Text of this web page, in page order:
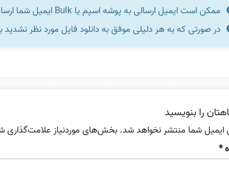
ممکن است ایمیل ارسالی به پوشه اسپم یا Bulk ایمیل شما ارسال شده باشد.
در صورتی که به هر دلیلی موفق به دانلود فایل مورد نظر نشدید
را بنویسید
ایمیل شما منتشر نخواهد شد. بخش‌های موردنیاز علامت‌گذاری
*